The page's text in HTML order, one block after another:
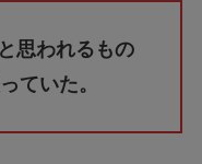
思われるもの
ていた。